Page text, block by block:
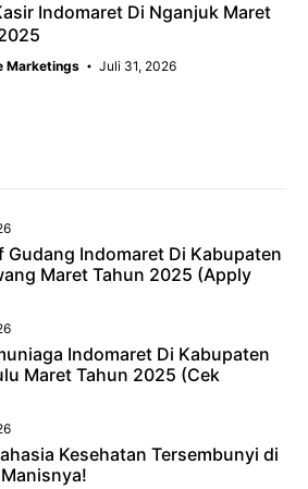
Indomaret Di Nganjuk Maret
Marketings Juli 31, 2026
Gudang Indomaret Di Kabupaten
Maret Tahun 2025 (Apply
Indomaret Di Kabupaten
Maret Tahun 2025 (Cek
Kesehatan Tersembunyi di